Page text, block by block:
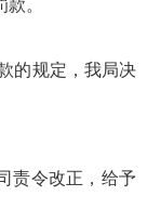
。
的规定，我局决
责令改正，给予